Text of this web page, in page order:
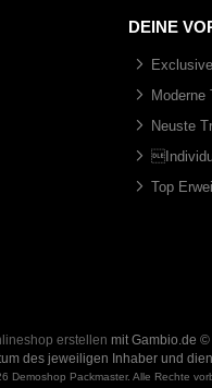
DEINE
Moderne
Neuste
Top
erstellen mit Gambio.de
des jeweiligen Inhaber und
Demoshop Packmaster. Alle Rechte